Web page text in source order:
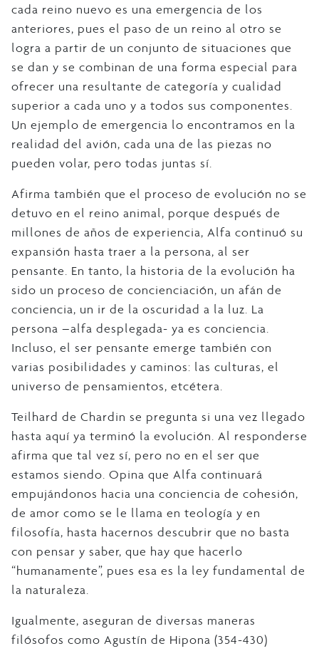
cada reino nuevo es una emergencia de los
anteriores, pues el paso de un reino al otro se
logra a partir de un conjunto de situaciones que
se dan y se combinan de una forma especial para
ofrecer una resultante de categoría y cualidad
superior a cada uno y a todos sus componentes.
Un ejemplo de emergencia lo encontramos en la
realidad del avión, cada una de las piezas no
pueden volar, pero todas juntas sí.
Afirma también que el proceso de evolución no se
detuvo en el reino animal, porque después de
millones de años de experiencia, Alfa continuó su
expansión hasta traer a la persona, al ser
pensante. En tanto, la historia de la evolución ha
sido un proceso de concienciación, un afán de
conciencia, un ir de la oscuridad a la luz. La
persona –alfa desplegada- ya es conciencia.
Incluso, el ser pensante emerge también con
varias posibilidades y caminos: las culturas, el
universo de pensamientos, etcétera.
Teilhard de Chardin se pregunta si una vez llegado
hasta aquí ya terminó la evolución. Al responderse
afirma que tal vez sí, pero no en el ser que
estamos siendo. Opina que Alfa continuará
empujándonos hacia una conciencia de cohesión,
de amor como se le llama en teología y en
filosofía, hasta hacernos descubrir que no basta
con pensar y saber, que hay que hacerlo
“humanamente”, pues esa es la ley fundamental de
la naturaleza.
Igualmente, aseguran de diversas maneras
filósofos como Agustín de Hipona (354-430)